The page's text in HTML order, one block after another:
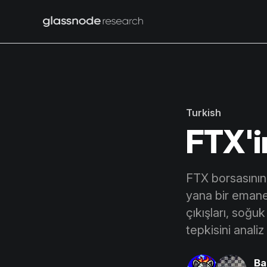
Turkish
FTX
yana bir
çıkışları,
tepkisini